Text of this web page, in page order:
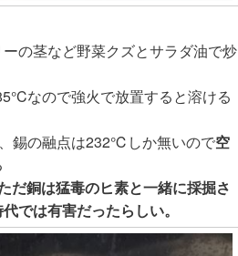
の茎など野菜クズとサラダ油で炒
なので強火で放置すると溶ける
錫の融点は232℃しか無いので空
だ銅は猛毒のヒ素と一緒に採掘さ
では有害だったらしい。